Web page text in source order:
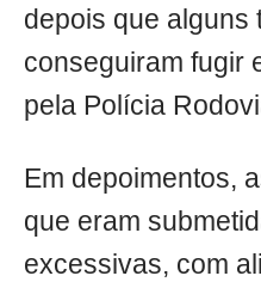
depois que alguns
conseguiram fugir
pela Polícia
Em depoimentos,
que eram
excessivas, com